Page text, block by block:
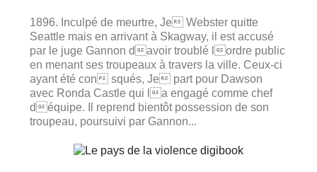
1896. Inculpé de meurtre, Je Webster quitte
Seattle mais en arrivant à Skagway, il est accusé
par le juge Gannon davoir troublé lordre public
en menant ses troupeaux à travers la ville. Ceux-ci
ayant été con squés, Je part pour Dawson
avec Ronda Castle qui la engagé comme chef
déquipe. Il reprend bientôt possession de son
troupeau, poursuivi par Gannon...